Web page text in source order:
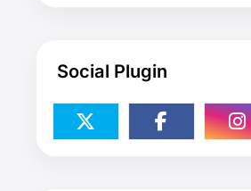
Social Plugin